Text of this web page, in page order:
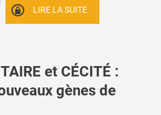
LIRE LA SUITE
et CÉCITÉ :
gènes de